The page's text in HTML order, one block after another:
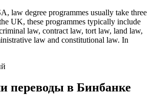
law degree programmes usually take three
UK, these programmes typically include
law, contract law, tort law, land law,
law and constitutional law. In
переводы в Бинбанке